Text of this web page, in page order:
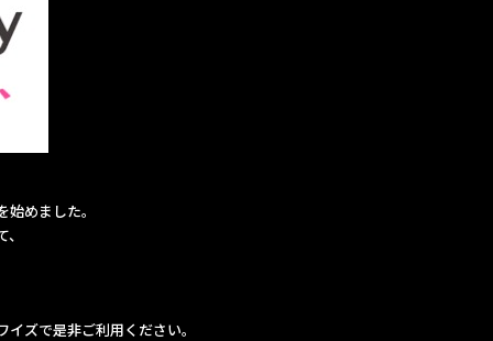
めました。
ズで是非ご利用ください。